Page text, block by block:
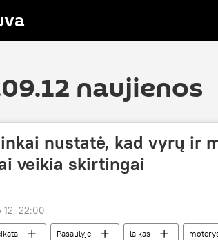
naujienos
nustatė, kad vyrų ir
veikia skirtingai
12, 22:00
Pasaulyje laikas